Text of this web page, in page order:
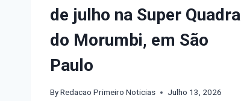
de julho na Super Quadra
do Morumbi, em São
Paulo
ByRedacao Primeiro Noticias Julho 13, 2026